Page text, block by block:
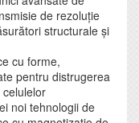
de rezoluție
structurale și
cu forme,
pentru distrugerea
noi tehnologii de